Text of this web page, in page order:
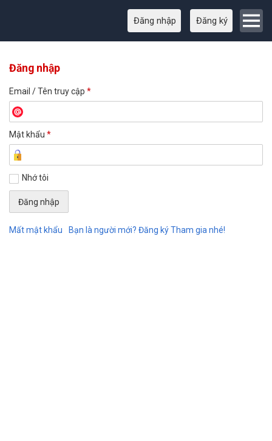
Đăng nhập Đăng ký
Đăng nhập
Email / Tên truy cập *
Mật khẩu *
Nhớ tôi
Mất mật khẩu Bạn là người mới? Đăng ký Tham gia nhé!